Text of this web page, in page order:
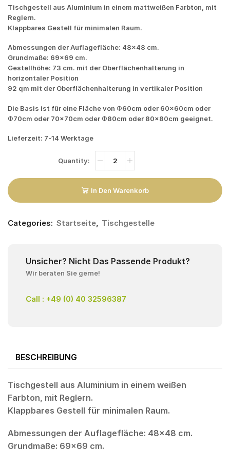
Tischgestell aus Aluminium in einem mattweißen Farbton, mit
Reglern.
Klappbares Gestell für minimalen Raum.
Abmessungen der Auflagefläche: 48×48 cm.
Grundmaße: 69×69 cm.
Gestellhöhe: 73 cm. mit der Oberflächenhalterung in
horizontaler Position
92 qm mit der Oberflächenhalterung in vertikaler Position
Die Basis ist für eine Fläche von Φ60cm oder 60x60cm oder
Φ70cm oder 70x70cm oder Φ80cm oder 80x80cm geeignet.
Lieferzeit: 7-14 Werktage
In Den Warenkorb
Categories: Startseite, Tischgestelle
Unsicher? Nicht Das Passende Produkt?
Wir beraten Sie gerne!
Call : +49 (0) 40 32596387
BESCHREIBUNG
Tischgestell aus Aluminium in einem weißen
Farbton, mit Reglern.
Klappbares Gestell für minimalen Raum.
Abmessungen der Auflagefläche: 48×48 cm.
Grundmaße: 69×69 cm.